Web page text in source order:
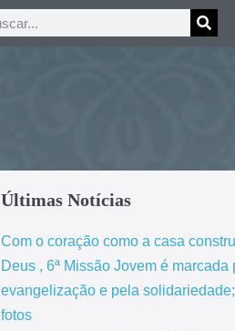
Últimas Notícias
Com o coração como a casa
Deus , 6ª Missão Jovem é marcada
evangelização e pela
fotos